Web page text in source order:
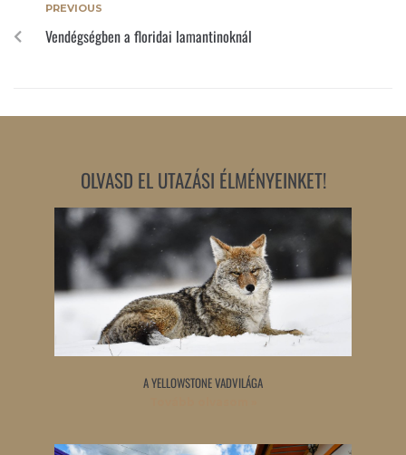
PREVIOUS
Vendégségben a floridai lamantinoknál
OLVASD EL UTAZÁSI ÉLMÉNYEINKET!
A YELLOWSTONE VADVILÁGA